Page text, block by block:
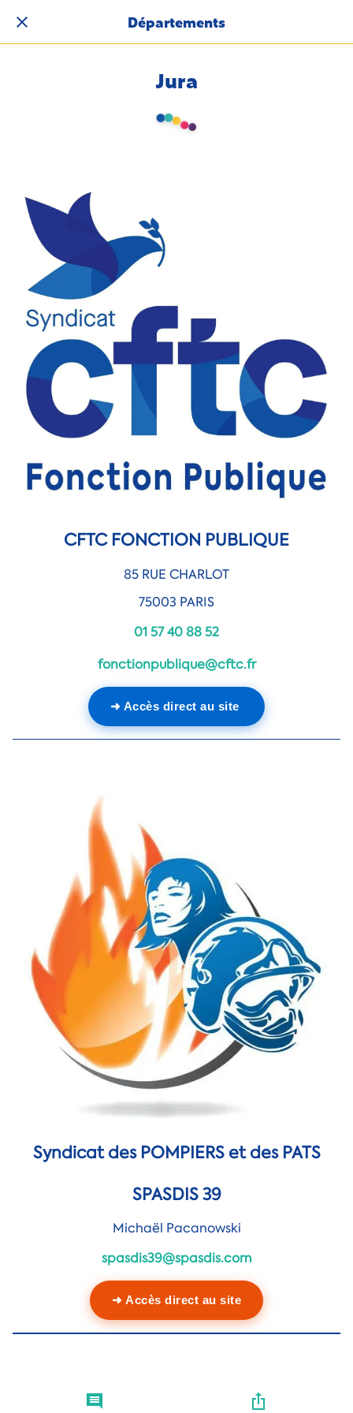
Départements
Jura
CFTC FONCTION PUBLIQUE
85 RUE CHARLOT
75003 PARIS
01 57 40 88 52
fonctionpublique@cftc.fr
➜ Accès direct au site
Syndicat des POMPIERS et des PATS
SPASDIS 39
Michaël Pacanowski
spasdis39@spasdis.com
➜ Accès direct au site